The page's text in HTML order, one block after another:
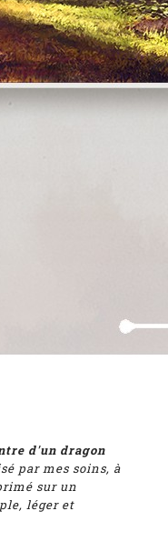
d'un dragon
par mes soins, à
sur un
léger et